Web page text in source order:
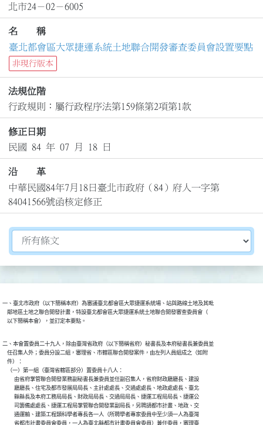
北市24－02－6005
名 稱
臺北都會區大眾捷運系統土地聯合開發審查委員會設置要點
非現行版本
法規位階
行政規則：屬行政程序法第159條第2項第1款
修正日期
民國 84 年 07 月 18 日
沿 革
中華民國84年7月18日臺北市政府（84）府人一字第
84041566號函核定修正
切換選擇法規資訊內容
一、臺北市政府（以下簡稱本府）為審議臺北都會區大眾捷運系統場、站與路線土地及其毗
    鄰地區土地之聯合開發計畫，特設臺北都會區大眾捷運系統土地聯合開發審查委員會（
二、本會置委員二十九人，除由臺灣省政府（以下簡稱省府）秘書長及本府秘書長兼委員並
    任召集人外；委員分設二組，審理省、市轄區聯合開發案件，由左列人員組成之（如附
    件）：
    （一）第一組（臺灣省轄區部分）置委員十八人：
          由省府掌管聯合開發業務副秘書長兼委員並任副召集人，省府財政廳廳長、建設
          廳廳長、住宅及都市發展局局長、主計處處長、交通處處長、地政處處長、臺北
          縣縣長及本府工務局局長、財政局局長、交通局局長、捷運工程局局長、捷運公
          司籌備處處長、捷運工程局掌管聯合開發業副局長，另聘請都市計畫、地政、交
          通運輸、建築工程類科學者專長各一人（所聘學者專家委員中至少須一人為臺灣
          省都市計畫委員會委員，一人為臺北縣都市計畫委員會委員）兼任委員，審理臺